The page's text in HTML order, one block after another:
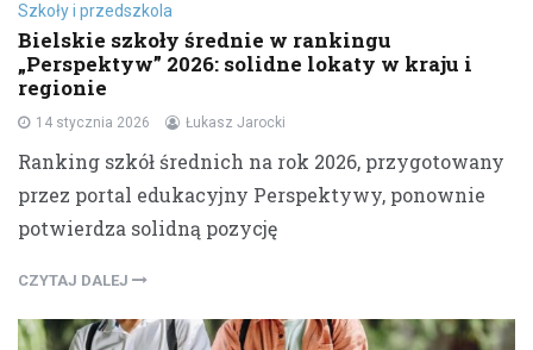
Szkoły i przedszkola
Bielskie szkoły średnie w rankingu
„Perspektyw” 2026: solidne lokaty w kraju i
regionie
14 stycznia 2026 Łukasz Jarocki
Ranking szkół średnich na rok 2026, przygotowany
przez portal edukacyjny Perspektywy, ponownie
potwierdza solidną pozycję
CZYTAJ DALEJ